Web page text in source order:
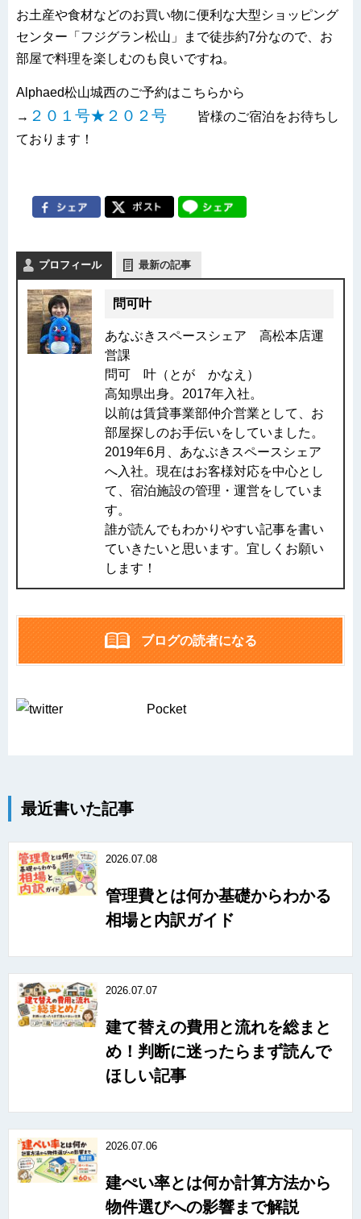
お土産や食材などのお買い物に便利な大型ショッピング
センター「フジグラン松山」まで徒歩約7分なので、お
部屋で料理を楽しむのも良いですね。
Alphaed松山城西のご予約はこちらから
→ ２０１号★２０２号
皆様のご宿泊をお待ちし
ております！
プロフィール 最新の記事
問可叶
あなぶきスペースシェア 高松本店運
営課
問可 叶（とが かなえ）
高知県出身。2017年入社。
以前は賃貸事業部仲介営業として、お
部屋探しのお手伝いをしていました。
2019年6月、あなぶきスペースシェア
へ入社。現在はお客様対応を中心とし
て、宿泊施設の管理・運営をしていま
す。
誰が読んでもわかりやすい記事を書い
ていきたいと思います。宜しくお願い
します！
ブログの読者になる
Pocket
最近書いた記事
2026.07.08
管理費とは何か基礎からわかる
相場と内訳ガイド
2026.07.07
建て替えの費用と流れを総まと
め！判断に迷ったらまず読んで
ほしい記事
2026.07.06
建ぺい率とは何か計算方法から
物件選びへの影響まで解説